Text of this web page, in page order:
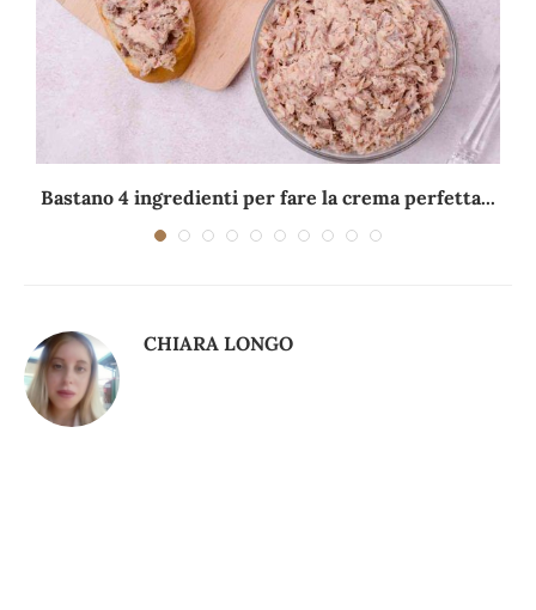
Bastano 4 ingredienti per fare la crema perfetta...
CHIARA LONGO